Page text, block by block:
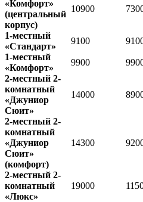
«Комфорт»
(центральный
корпус)
10900
1-местный
«Стандарт»
9100
1-местный
«Комфорт»
9900
2-местный 2-
комнатный
«Джуниор
Сюит»
14000
2-местный 2-
комнатный
«Джуниор
Сюит»
(комфорт)
14300
2-местный 2-
комнатный
«Люкс»
19000